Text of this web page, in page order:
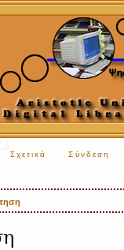
Σχετικά Σύνδεση